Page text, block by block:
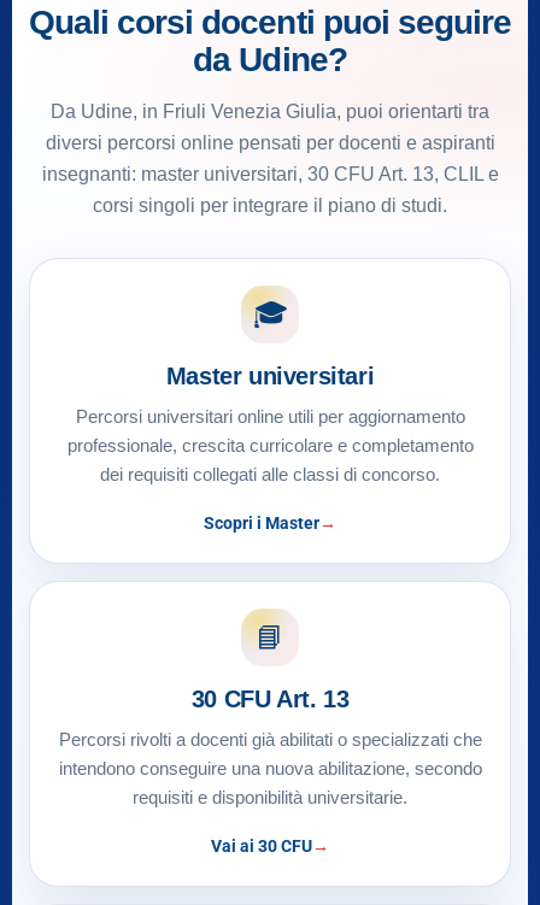
Quali corsi docenti puoi seguire
da Udine?
Da Udine, in Friuli Venezia Giulia, puoi orientarti tra
diversi percorsi online pensati per docenti e aspiranti
insegnanti: master universitari, 30 CFU Art. 13, CLIL e
corsi singoli per integrare il piano di studi.
🎓
Master universitari
Percorsi universitari online utili per aggiornamento
professionale, crescita curricolare e completamento
dei requisiti collegati alle classi di concorso.
Scopri i Master
📘
30 CFU Art. 13
Percorsi rivolti a docenti già abilitati o specializzati che
intendono conseguire una nuova abilitazione, secondo
requisiti e disponibilità universitarie.
Vai ai 30 CFU